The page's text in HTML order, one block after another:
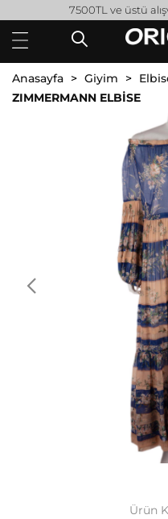
7500TL ve üstü
Anasayfa Giyim
ZIMMERMANN ELBİSE
Ürün